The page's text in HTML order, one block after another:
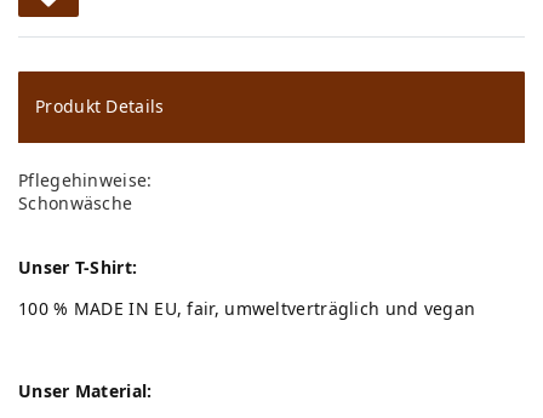
W
u
ns
ch
lis
te
Produkt Details
Pflegehinweise:
Schonwäsche
Unser T-Shirt:
100 % MADE IN EU, fair, umweltverträglich und vegan
Unser Material: